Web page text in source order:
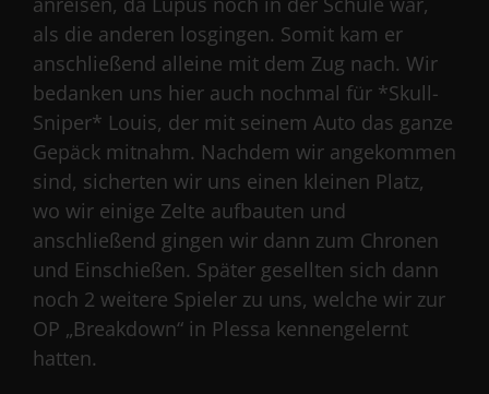
als die anderen losgingen. Somit kam er
anschließend alleine mit dem Zug nach. Wir
bedanken uns hier auch nochmal für *Skull-
Sniper* Louis, der mit seinem Auto das ganze
Gepäck mitnahm. Nachdem wir angekommen
sind, sicherten wir uns einen kleinen Platz,
wo wir einige Zelte aufbauten und
anschließend gingen wir dann zum Chronen
und Einschießen. Später gesellten sich dann
noch 2 weitere Spieler zu uns, welche wir zur
OP „Breakdown“ in Plessa kennengelernt
hatten.